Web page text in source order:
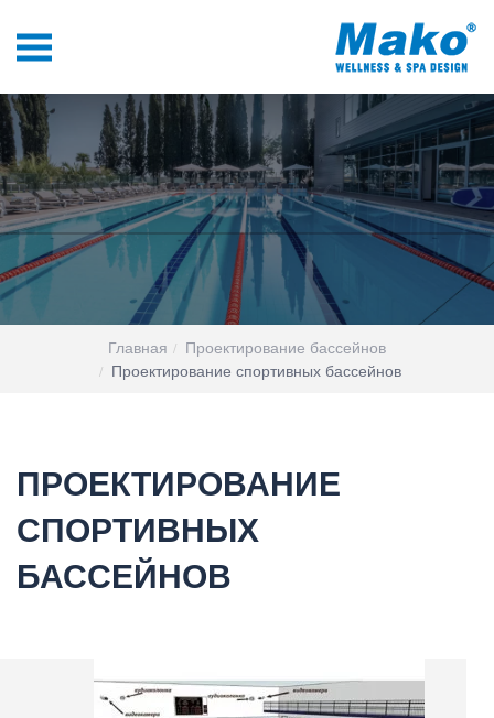
Главная
Проектирование бассейнов
Проектирование спортивных бассейнов
ПРОЕКТИРОВАНИЕ
СПОРТИВНЫХ
БАССЕЙНОВ